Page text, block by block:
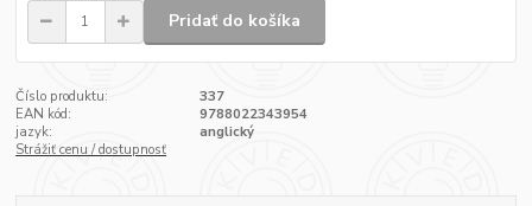
Pridať do košíka
Číslo produktu:
337
EAN kód:
9788022343954
jazyk:
anglický
Strážiť cenu / dostupnosť